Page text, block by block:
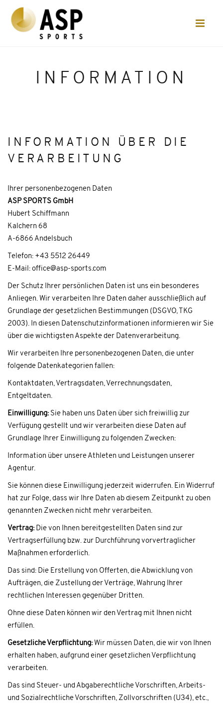
INFORMATION
INFORMATION ÜBER DIE
VERARBEITUNG
Ihrer personen­bezogenen Daten
ASP SPORTS GmbH
Hubert Schiffmann
Kalchern 68
A-6866 Andelsbuch
Telefon: +43 5512 26449
E-Mail: office@asp-sports.com
Der Schutz Ihrer persönlichen Daten ist uns ein besonderes
Anliegen. Wir verarbeiten Ihre Daten daher ausschließlich auf
Grundlage der gesetzlichen Bestimmungen (DSGVO, TKG
2003). In diesen Datenschutzinformationen informieren wir Sie
über die wichtigsten Aspekte der Datenverarbeitung.
Wir verarbeiten Ihre personenbezogenen Daten, die unter
folgende Datenkategorien fallen:
Kontaktdaten, Vertragsdaten, Verrechnungsdaten,
Entgeltdaten.
Einwilligung:Sie haben uns Daten über sich freiwillig zur
Verfügung gestellt und wir verarbeiten diese Daten auf
Grundlage Ihrer Einwilligung zu folgenden Zwecken:
Information über unsere Athleten und Leistungen unserer
Agentur.
Sie können diese Einwilligung jederzeit widerrufen. Ein Widerruf
hat zur Folge, dass wir Ihre Daten ab diesem Zeitpunkt zu oben
genannten Zwecken nicht mehr verarbeiten.
Vertrag:Die von Ihnen bereitgestellten Daten sind zur
Vertragserfüllung bzw. zur Durchführung vorvertraglicher
Maßnahmen erforderlich.
Das sind: Die Erstellung von Offerten, die Abwicklung von
Aufträgen, die Zustellung der Verträge, Wahrung Ihrer
rechtlichen Interessen gegenüber Dritten.
Ohne diese Daten können wir den Vertrag mit Ihnen nicht
erfüllen.
Gesetzliche Verpflichtung:Wir müssen Daten, die wir von Ihnen
erhalten haben, aufgrund einer gesetzlichen Verpflichtung
verarbeiten.
Das sind Steuer- und Abgaberechtliche Vorschriften, Arbeits-
und Sozialrechtliche Vorschriften, Zollvorschriften (U34), etc.,